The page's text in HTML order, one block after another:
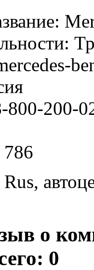
800-200-
786
о
0